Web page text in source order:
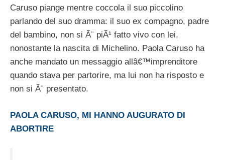
Caruso piange mentre coccola il suo piccolino
parlando del suo dramma: il suo ex compagno, padre
del bambino, non si Ã¨ piÃ¹ fatto vivo con lei,
nonostante la nascita di Michelino. Paola Caruso ha
anche mandato un messaggio allâ€™imprenditore
quando stava per partorire, ma lui non ha risposto e
non si Ã¨ presentato.
PAOLA CARUSO, MI HANNO AUGURATO DI
ABORTIRE